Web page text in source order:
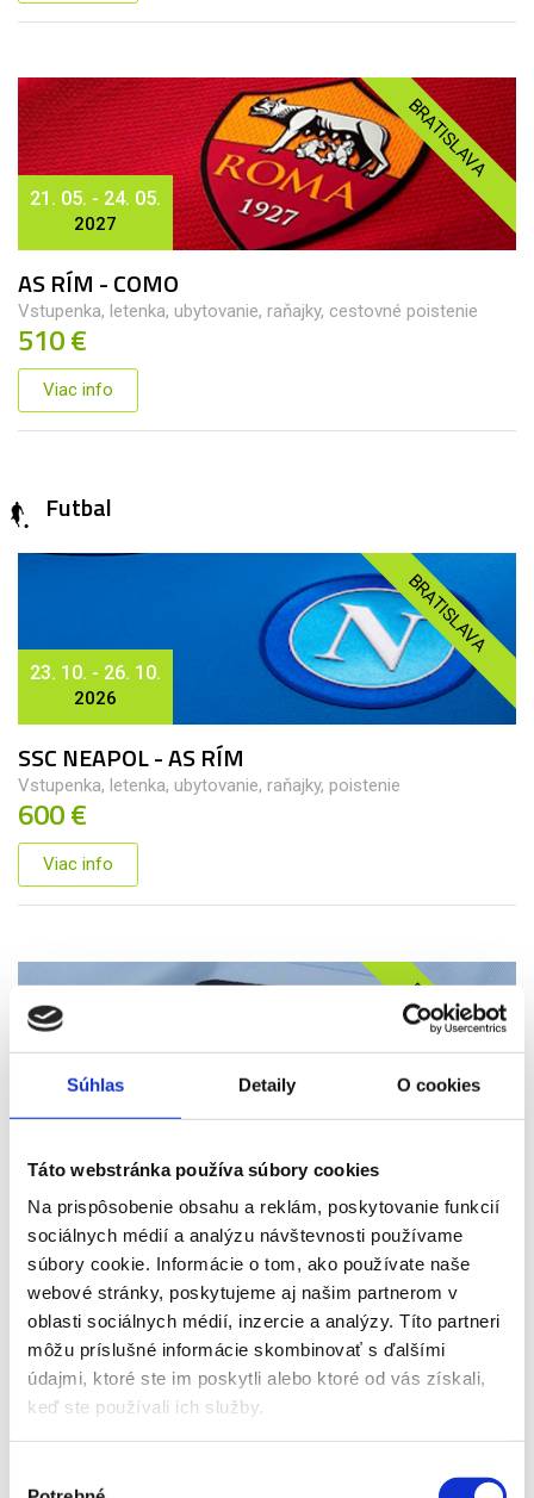
Súhlas Detaily O cookies
Táto webstránka používa súbory cookies
Na prispôsobenie obsahu a reklám, poskytovanie funkcií
sociálnych médií a analýzu návštevnosti používame
súbory cookie. Informácie o tom, ako používate naše
webové stránky, poskytujeme aj našim partnerom v
oblasti sociálnych médií, inzercie a analýzy. Títo partneri
môžu príslušné informácie skombinovať s ďalšími
údajmi, ktoré ste im poskytli alebo ktoré od vás získali,
keď ste používali ich služby.
BRATISLAVA
21. 05. - 24. 05.
2027
AS RÍM - COMO
Vstupenka, letenka, ubytovanie, raňajky, cestovné poistenie
510 €
Viac info
Futbal
BRATISLAVA
23. 10. - 26. 10.
2026
SSC NEAPOL - AS RÍM
Vstupenka, letenka, ubytovanie, raňajky, poistenie
600 €
Viac info
BRATISLAVA
11. 12. - 14. 12.
LAZIO - AS RÍM
550 €
Viac info
BRATISLAVA
09. 04. - 12. 04.